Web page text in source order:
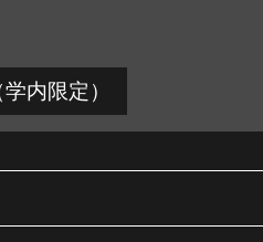
内限定）